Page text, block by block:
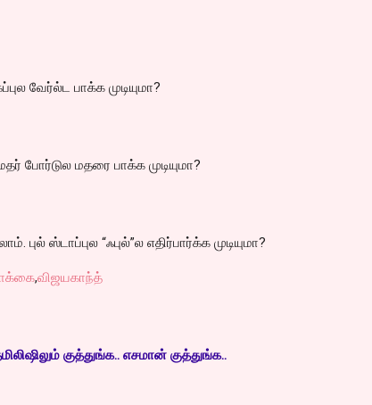
வேர்ல்ட பாக்க முடியுமா?
போர்டுல மதரை பாக்க முடியுமா?
ஸ்டாப்புல “ஃபுல்”ல எதிர்பார்க்க முடியுமா?
,விஜயகாந்த்
குத்துங்க.. எசமான் குத்துங்க..